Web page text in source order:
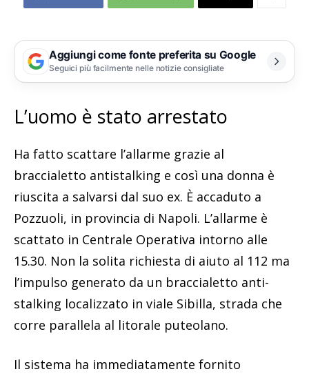
Aggiungi come fonte preferita su Google
Seguici più facilmente nelle notizie consigliate
L’uomo è stato arrestato
Ha fatto scattare l’allarme grazie al
braccialetto antistalking e così una donna è
riuscita a salvarsi dal suo ex. È accaduto a
Pozzuoli, in provincia di Napoli. L’allarme è
scattato in Centrale Operativa intorno alle
15.30. Non la solita richiesta di aiuto al 112 ma
l’impulso generato da un braccialetto anti-
stalking localizzato in viale Sibilla, strada che
corre parallela al litorale puteolano.
Il sistema ha immediatamente fornito